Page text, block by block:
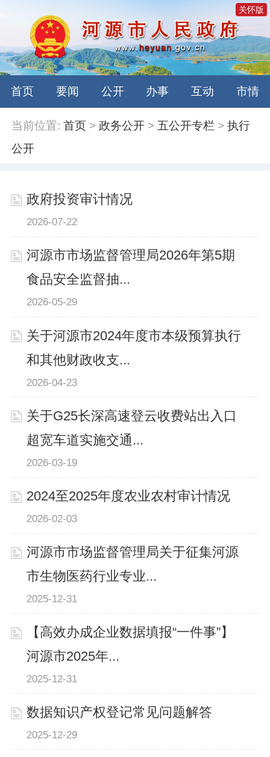
关怀版
首页 要闻 公开 办事 互动 市情
当前位置: 首页 >政务公开 > 五公开专栏 >执行
公开
政府投资审计情况
2026-07-22
河源市市场监督管理局2026年第5期
食品安全监督抽...
2026-05-29
关于河源市2024年度市本级预算执行
和其他财政收支...
2026-04-23
关于G25长深高速登云收费站出入口
超宽车道实施交通...
2026-03-19
2024至2025年度农业农村审计情况
2026-02-03
河源市市场监督管理局关于征集河源
市生物医药行业专业...
2025-12-31
【高效办成企业数据填报“一件事”】
河源市2025年...
2025-12-31
数据知识产权登记常见问题解答
2025-12-29